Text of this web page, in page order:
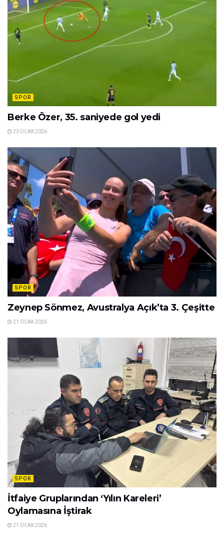
SPOR
Berke Özer, 35. saniyede gol yedi
23 OCAK 2026
SPOR
Zeynep Sönmez, Avustralya Açık’ta 3. Çeşitte
21 OCAK 2026
SPOR
İtfaiye Gruplarından ‘Yılın Kareleri’
Oylamasına İştirak
21 OCAK 2026